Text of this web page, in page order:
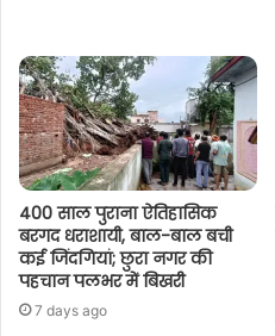
400 साल पुराना ऐतिहासिक
बरगद धराशायी, बाल-बाल बची
कई जिंदगियां; छुरा नगर की
पहचान पलभर में बिखरी
7 days ago